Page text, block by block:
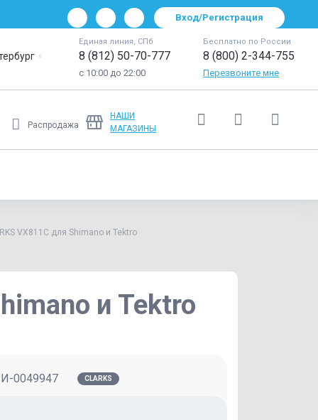
Вход/Регистрация
Единая линия, СПб
8 (812) 50-70-777
с 10:00 до 22:00
Бесплатно по России
8 (800) 2-344-755
Перезвоните мне
Распродажа
НАШИ
МАГАЗИНЫ
VX811C для Shimano и Tektro
и Tektro
И-0049947 CLARKS